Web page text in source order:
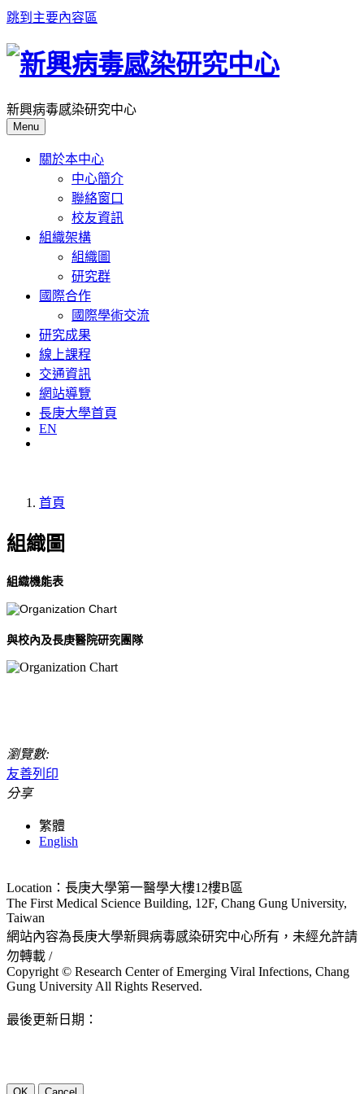
跳到主要內容區
新興病毒感染研究中心
Menu
關於本中心
中心簡介
聯絡窗口
校友資訊
組織架構
組織圖
研究群
國際合作
國際學術交流
研究成果
線上課程
交通資訊
網站導覽
長庚大學首頁
EN
首頁
組織圖
組織機能表
與校內及長庚醫院研究團隊
瀏覽數:
友善列印
分享
繁體
English
Location：長庚大學第一醫學大樓12樓B區
The First Medical Science Building, 12F, Chang Gung University,
Taiwan
網站內容為長庚大學新興病毒感染研究中心所有，未經允許請
勿轉載 /
Copyright © Research Center of Emerging Viral Infections, Chang
Gung University All Rights Reserved.
最後更新日期：